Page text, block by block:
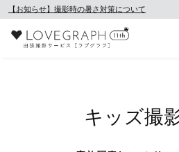
【お知らせ】撮影時の暑さ対策について
キッズ撮